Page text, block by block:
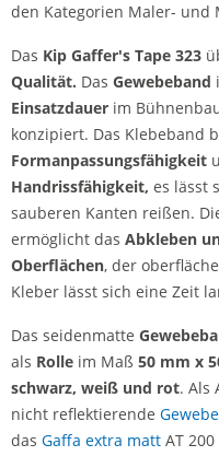
den Kategorien Maler- und
Das Kip Gaffer's Tape 323
Qualität. Das Gewebeband
Einsatzdauer im
konzipiert. Das Klebeband
Formanpassungsfähigkeit
Handrissfähigkeit, es lässt
sauberen Kanten reißen.
ermöglicht das Abkleben
Oberflächen, der
Kleber lässt sich eine Zeit
Das seidenmatte
als Rolle im Maß 50 mm x
schwarz, weiß und rot. Als
nicht reflektierende
das Gaffa extra matt AT